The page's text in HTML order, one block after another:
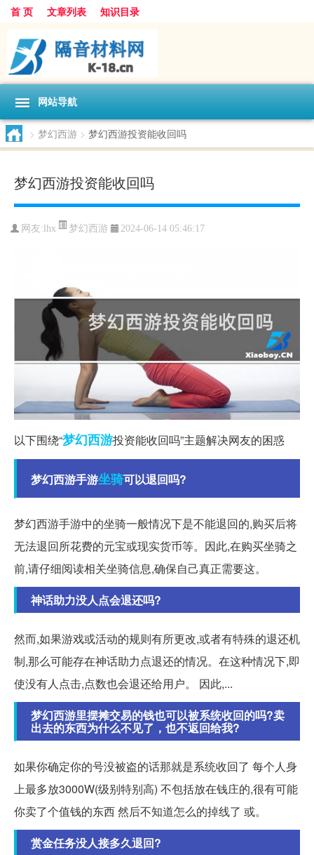
首 页 文章列表 知识目录
网站导航
> 梦幻西游 > 梦幻西游投资能收回吗
梦幻西游投资能收回吗
网友: lhx 梦幻西游 2024-06-14 05:46:17
以下围绕“梦幻西游投资能收回吗”主题解决网友的困惑
梦幻西游手游坐骑可以退回吗?
梦幻西游手游中的坐骑一般情况下是不能退回的,购买后将
无法退回所花费的元宝或现实货币等。因此,在购买坐骑之
前,请仔细阅读相关坐骑信息,确保自己真正需要这。
神话助力没人点会退还吗?
然而,如果游戏或活动的规则有所更改,或者有特殊的退还机
制,那么可能存在神话助力点退还的情况。在这种情况下,即
使没有人点击,点数也会退还给用户。 因此,...
梦幻西游里摆摊交易的钱也可以被系统收回的吗?卖
出去的东西为什么不见了，也不返回给我?
如果你确定你的号没被盗的话那就是系统收回了 每个人身
上最多放3000W(级别特别高) 不包括放在钱庄的,很有可能
你卖了个值钱的东西 然后不知道怎么的掉线了 或。
赏金任务没人接多久退回?